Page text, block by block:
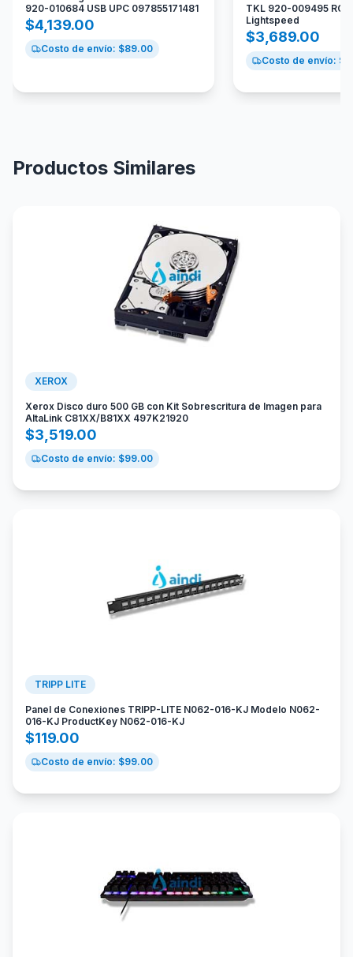
920-010684 USB UPC 097855171481
$4,139.00
Costo de envío: $89.00
TKL 920-009495
Lightspeed
$3,689.00
Costo de envío: $
Productos Similares
XEROX
Xerox Disco duro 500 GB con Kit Sobrescritura de Imagen para
AltaLink C81XX/B81XX 497K21920
$3,519.00
Costo de envío: $99.00
TRIPP LITE
Panel de Conexiones TRIPP-LITE N062-016-KJ Modelo N062-
016-KJ ProductKey N062-016-KJ
$119.00
Costo de envío: $99.00